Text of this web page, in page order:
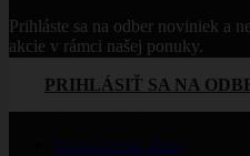
Prihláste sa na odber noviniek a
akcie v rámci našej ponuky.
PRIHLÁSIŤ SA NA
Spoločenské účesy